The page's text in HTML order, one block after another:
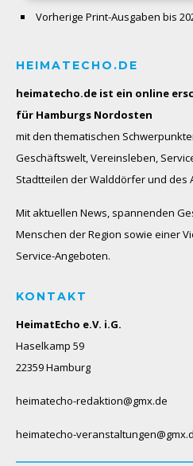
Vorherige Print-Ausgaben bis
HEIMATECHO.DE
heimatecho.de ist ein online
für Hamburgs Nordosten
mit den thematischen
Geschäftswelt, Vereinsleben,
Stadtteilen der Walddörfer und des
Mit aktuellen News, spannenden
Menschen der Region sowie einer
Service-Angeboten.
KONTAKT
HeimatEcho e.V. i.G.
Haselkamp 59
22359 Hamburg
heimatecho-redaktion@gmx.de
heimatecho-